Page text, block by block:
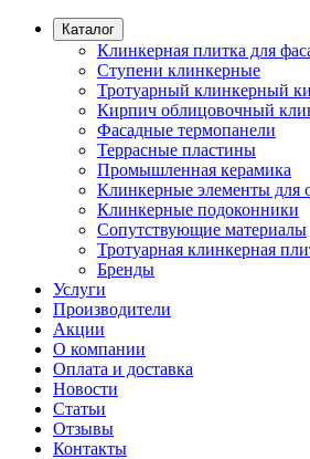
Каталог
Клинкерная плитка для
Ступени клинкерные
Тротуарный клинкерный
Кирпич облицовочный
Фасадные термопанели
Террасные пластины
Промышленная керамика
Клинкерные элементы для
Клинкерные подоконники
Сопутствующие материалы
Тротуарная клинкерная
Бренды
Услуги
Производители
Акции
О компании
Оплата и доставка
Новости
Статьи
Отзывы
Контакты